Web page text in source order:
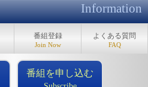
Information
番組登録
Join Now
よくある質問
FAQ
番組を申し込む